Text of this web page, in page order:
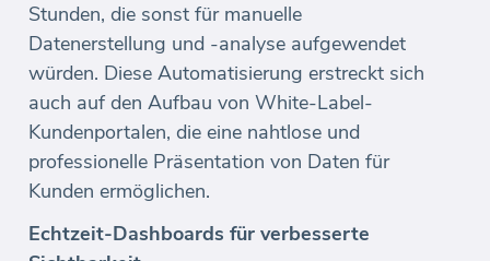
Stunden, die sonst für manuelle
Datenerstellung und -analyse aufgewendet
würden. Diese Automatisierung erstreckt sich
auch auf den Aufbau von White-Label-
Kundenportalen, die eine nahtlose und
professionelle Präsentation von Daten für
Kunden ermöglichen.
Echtzeit-Dashboards für verbesserte